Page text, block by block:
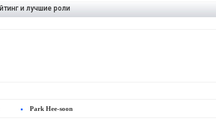
и лучшие роли
Park Hee-soon